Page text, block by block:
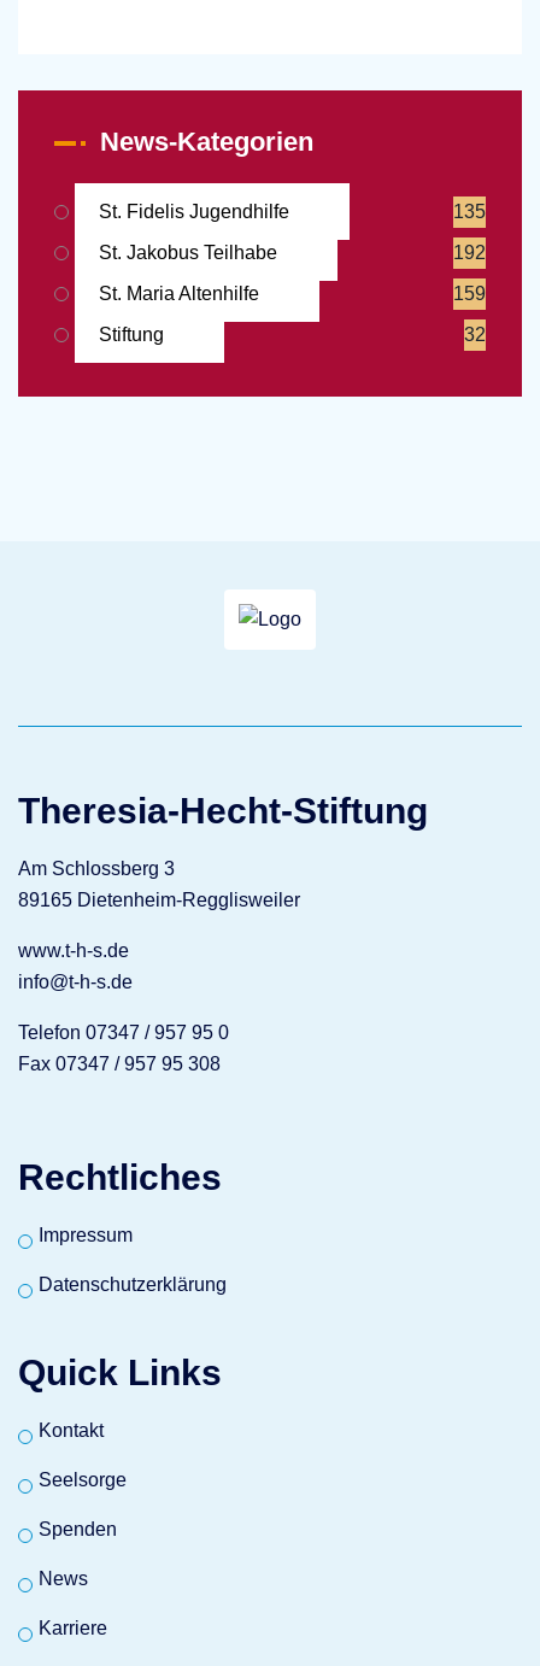
News-Kategorien
St. Fidelis Jugendhilfe
135
St. Jakobus Teilhabe
192
St. Maria Altenhilfe
159
Stiftung
32
Theresia-Hecht-Stiftung
Am Schlossberg 3
89165 Dietenheim-Regglisweiler
www.t-h-s.de
info@t-h-s.de
Telefon 07347 / 957 95 0
Fax 07347 / 957 95 308
Rechtliches
Impressum
Datenschutzerklärung
Quick Links
Kontakt
Seelsorge
Spenden
News
Karriere